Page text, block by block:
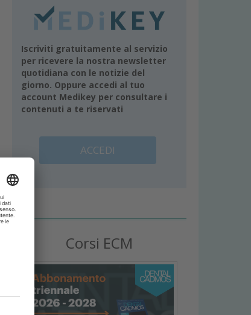
Iscriviti gratuitamente al servizio
per ricevere la nostra newsletter
quotidiana con le notizie del
giorno. Oppure accedi al tuo
account Medikey per consultare i
contenuti a te riservati
ACCEDI
Corsi ECM